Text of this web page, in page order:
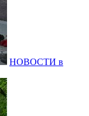
НОВОСТИ в